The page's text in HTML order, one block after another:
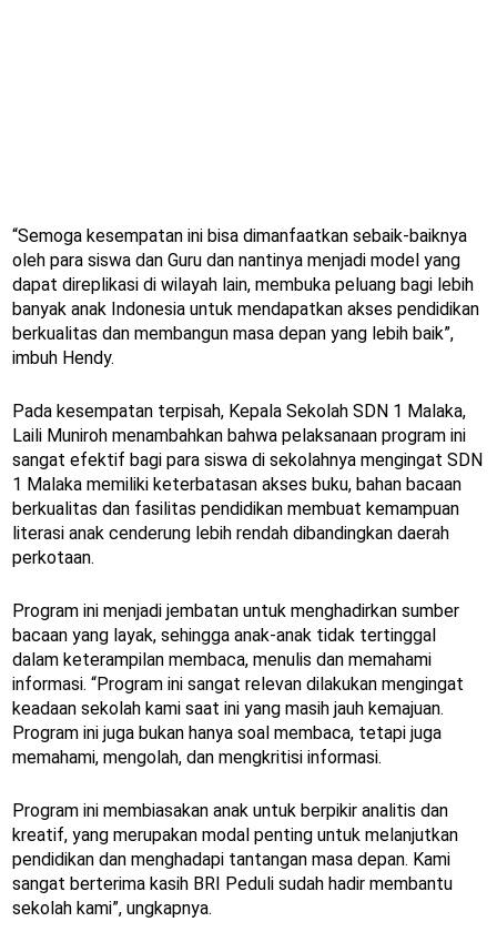
“Semoga kesempatan ini bisa dimanfaatkan sebaik-baiknya
oleh para siswa dan Guru dan nantinya menjadi model yang
dapat direplikasi di wilayah lain, membuka peluang bagi lebih
banyak anak Indonesia untuk mendapatkan akses pendidikan
berkualitas dan membangun masa depan yang lebih baik”,
imbuh Hendy.
Pada kesempatan terpisah, Kepala Sekolah SDN 1 Malaka,
Laili Muniroh menambahkan bahwa pelaksanaan program ini
sangat efektif bagi para siswa di sekolahnya mengingat SDN
1 Malaka memiliki keterbatasan akses buku, bahan bacaan
berkualitas dan fasilitas pendidikan membuat kemampuan
literasi anak cenderung lebih rendah dibandingkan daerah
perkotaan.
Program ini menjadi jembatan untuk menghadirkan sumber
bacaan yang layak, sehingga anak-anak tidak tertinggal
dalam keterampilan membaca, menulis dan memahami
informasi. “Program ini sangat relevan dilakukan mengingat
keadaan sekolah kami saat ini yang masih jauh kemajuan.
Program ini juga bukan hanya soal membaca, tetapi juga
memahami, mengolah, dan mengkritisi informasi.
Program ini membiasakan anak untuk berpikir analitis dan
kreatif, yang merupakan modal penting untuk melanjutkan
pendidikan dan menghadapi tantangan masa depan. Kami
sangat berterima kasih BRI Peduli sudah hadir membantu
sekolah kami”, ungkapnya.